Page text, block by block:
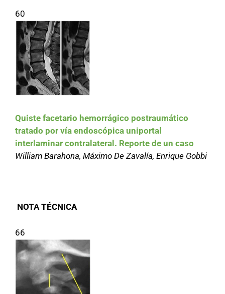
60
Quiste facetario hemorrágico postraumático
tratado por vía endoscópica uniportal
interlaminar contralateral. Reporte de un caso
William Barahona, Máximo De Zavalía, Enrique Gobbi
NOTA TÉCNICA
66